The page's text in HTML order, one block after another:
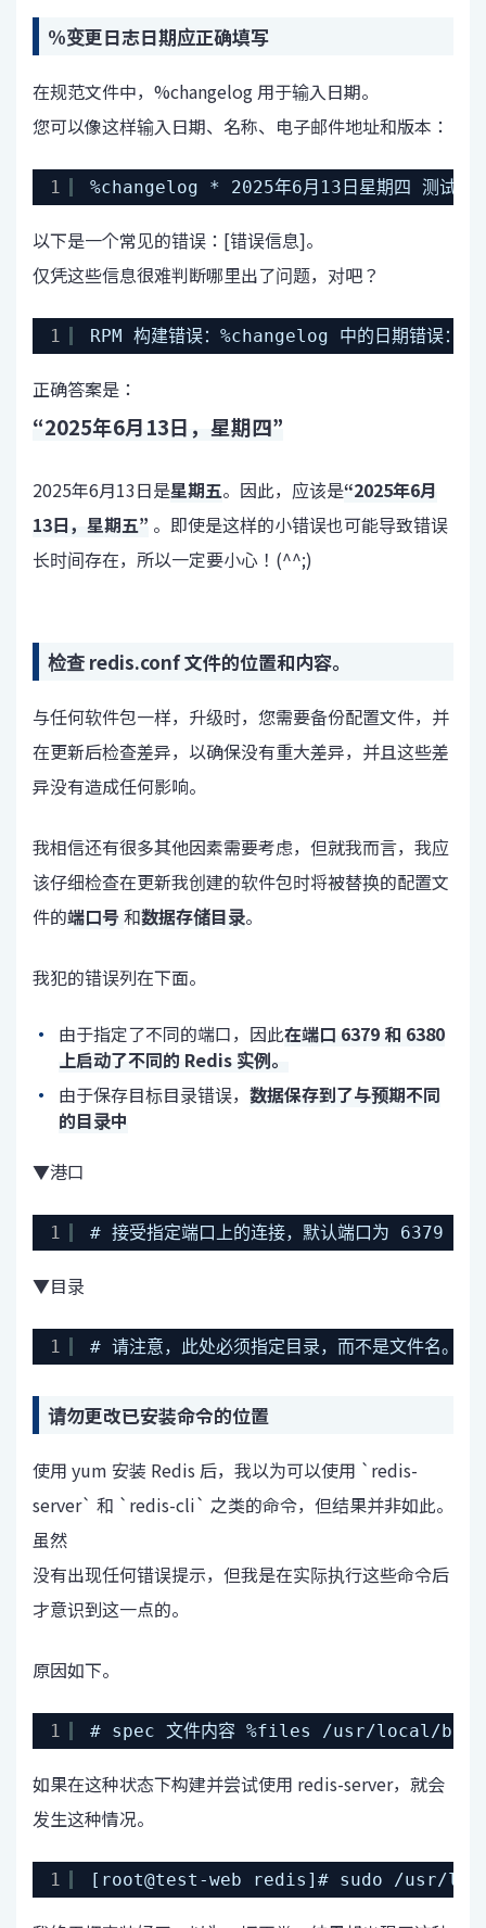
%变更日志日期应正确填写
在规范文件中，%changelog 用于输入日期。
您可以像这样输入日期、名称、电子邮件地址和版本：
1 %changelog * 2025年6月13日星期四 测
以下是一个常见的错误：[错误信息]。
仅凭这些信息很难判断哪里出了问题，对吧？
1 RPM 构建错误：%changelog 中的日期错
正确答案是：
“2025年6月13日，星期四”
2025年6月13日是星期五。因此，应该是“2025年6月
13日，星期五” 。即使是这样的小错误也可能导致错误
长时间存在，所以一定要小心！(^^;)
检查 redis.conf 文件的位置和内容。
与任何软件包一样，升级时，您需要备份配置文件，并
在更新后检查差异，以确保没有重大差异，并且这些差
异没有造成任何影响。
我相信还有很多其他因素需要考虑，但就我而言，我应
该仔细检查在更新我创建的软件包时将被替换的配置文
件的端口号和数据存储目录。
我犯的错误列在下面。
由于指定了不同的端口，因此在端口 6379 和 6380
上启动了不同的 Redis 实例。
由于保存目标目录错误， 数据保存到了与预期不同
的目录中
▼港口
1 # 接受指定端口上的连接，默认端口为 6379
▼目录
1 # 请注意，此处必须指定目录，而不是文件
请勿更改已安装命令的位置
使用 yum 安装 Redis 后，我以为可以使用 `redis-
server` 和 `redis-cli` 之类的命令，但结果并非如此。
虽然
没有出现任何错误提示，但我是在实际执行这些命令后
才意识到这一点的。
原因如下。
1 # spec 文件内容 %files /usr/local/
如果在这种状态下构建并尝试使用 redis-server，就会
发生这种情况。
1 [root@test-web redis]# sudo /usr/